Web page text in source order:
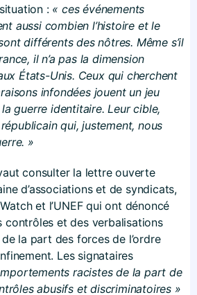
: « ces événements
aussi combien l’histoire et le
différents des nôtres. Même s’il
il n’a pas la dimension
États-Unis. Ceux qui cherchent
infondées jouent un jeu
guerre identitaire. Leur cible,
républicain qui, justement, nous
»
consulter la lettre ouverte
d’associations et de syndicats,
et l’UNEF qui ont dénoncé
contrôles et des verbalisations
la part des forces de l’ordre
Les signataires
racistes de la part de
abusifs et discriminatoires »